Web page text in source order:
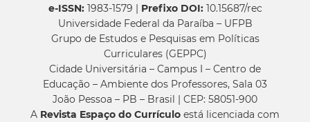
e-ISSN:1983-1579 | Prefixo DOI:10.15687/rec
Universidade Federal da Paraíba – UFPB
Grupo de Estudos e Pesquisas em Políticas
Curriculares (GEPPC)
Cidade Universitária – Campus I – Centro de
Educação – Ambiente dos Professores, Sala 03
João Pessoa – PB – Brasil | CEP: 58051-900
A Revista Espaço do Currículo está licenciada com